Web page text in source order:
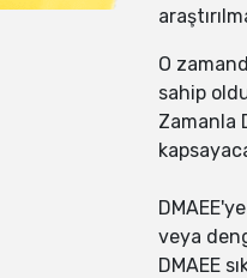
O
sahip
Zamanla
veya
DMAEE